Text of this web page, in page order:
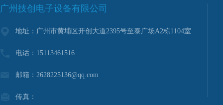
广州技创电子设备有限公司
地址：广州市黄埔区开创大道2395号至泰广场A2栋1104室
电话：15113461516
邮箱：2628225136@qq.com
传真：